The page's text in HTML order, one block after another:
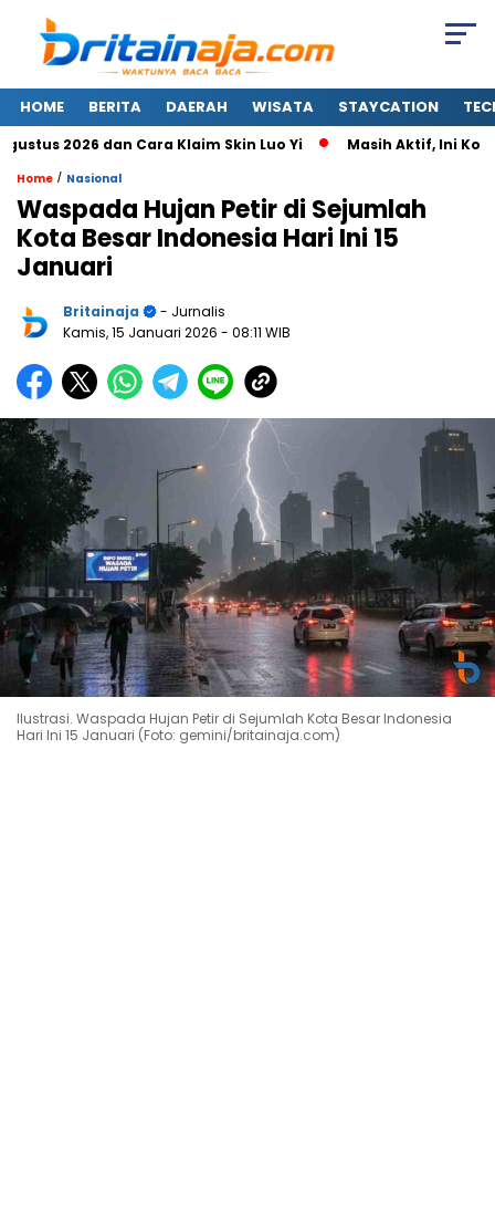
HOME BERITA DAERAH WISATA STAYCATION
2026 dan Cara Klaim Skin Luo Yi Masih Aktif, Ini Kode
Home / Nasional
Waspada Hujan Petir di Sejumlah
Kota Besar Indonesia Hari Ini 15
Januari
Britainaja
- Jurnalis
Kamis, 15 Januari 2026 - 08:11 WIB
Ilustrasi. Waspada Hujan Petir di Sejumlah Kota Besar Indonesia
Hari Ini 15 Januari (Foto: gemini/britainaja.com)